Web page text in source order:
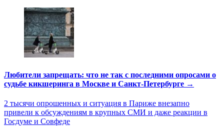
Любители запрещать: что не так с последними опросами о
судьбе кикшеринга в Москве и Санкт-Петербурге →
2 тысячи опрошенных и ситуация в Париже внезапно
привели к обсуждениям в крупных СМИ и даже реакции в
Госдуме и Совфеде